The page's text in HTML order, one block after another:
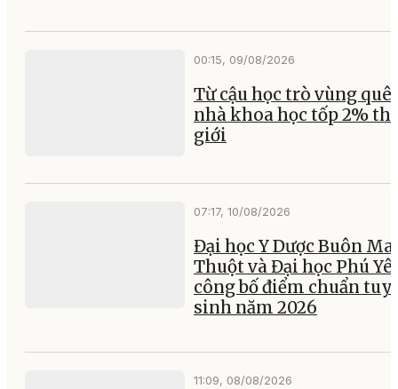
00:15, 09/08/2026
Từ cậu học trò vùng quê
nhà khoa học tốp 2%
giới
07:17, 10/08/2026
Đại học Y Dược Buôn Ma
Thuột và Đại học Phú
công bố điểm chuẩn
sinh năm 2026
11:09, 08/08/2026